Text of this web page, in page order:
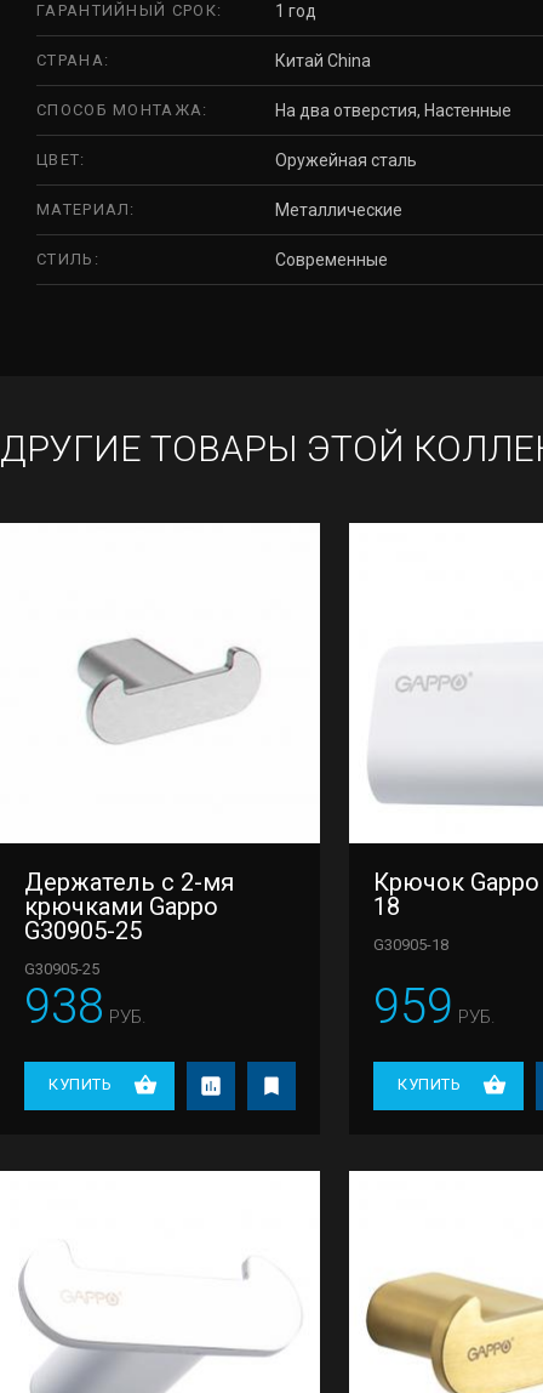
ГАРАНТИЙНЫЙ СРОК: 1 год
СТРАНА: Китай China
СПОСОБ МОНТАЖА: На два отверстия, Настенные
ЦВЕТ: Оружейная сталь
МАТЕРИАЛ: Металлические
СТИЛЬ: Современные
ДРУГИЕ ТОВАРЫ ЭТОЙ
Держатель с 2-мя
крючками Gappo
G30905-25
G30905-25
938 РУБ.
КУПИТЬ
Крючок Gappo
18
G30905-18
959 РУБ.
КУПИТЬ